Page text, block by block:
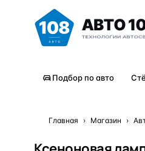
Подбор по авто
Главная › Магазин ›